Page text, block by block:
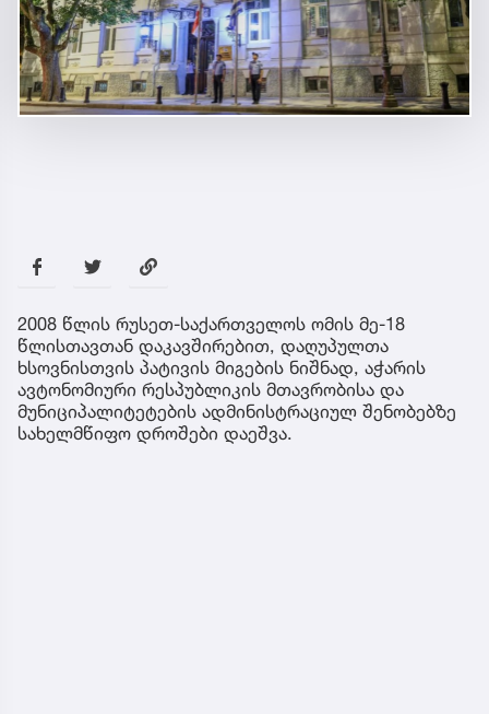
2008 წლის რუსეთ-საქართველოს ომის მე-18
წლისთავთან დაკავშირებით, დაღუპულთა
ხსოვნისთვის პატივის მიგების ნიშნად, აჭარის
ავტონომიური რესპუბლიკის მთავრობისა და
მუნიციპალიტეტების ადმინისტრაციულ შენობებზე
სახელმწიფო დროშები დაეშვა.